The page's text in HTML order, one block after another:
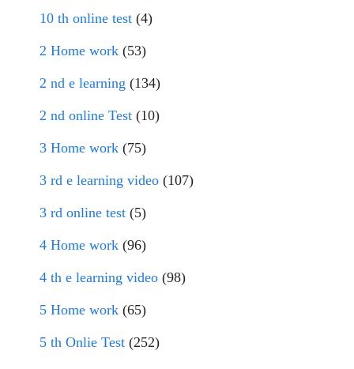
10 th online test (4)
2 Home work (53)
2 nd e learning (134)
2 nd online Test (10)
3 Home work (75)
3 rd e learning video (107)
3 rd online test (5)
4 Home work (96)
4 th e learning video (98)
5 Home work (65)
5 th Onlie Test (252)